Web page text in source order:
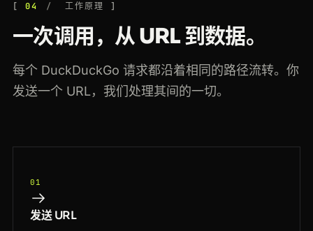
04 工作原理
一次调用，从 URL 到数据。
每个 DuckDuckGo 请求都沿着相同的路径流转。你
发送一个 URL，我们处理其间的一切。
01
发送 URL